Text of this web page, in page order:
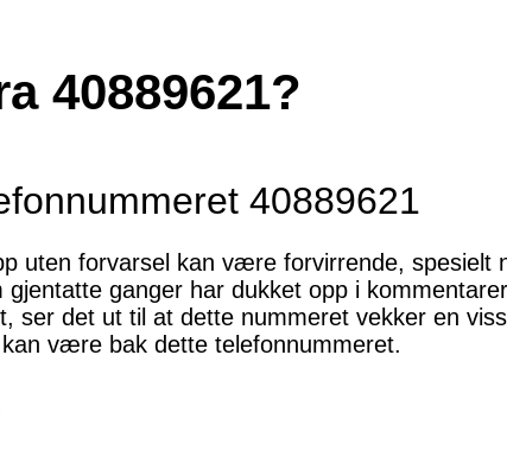
40889621?
40889621
uten forvarsel kan være forvirrende, spesielt
gjentatte ganger har dukket opp i
ser det ut til at dette nummeret vekker en
være bak dette telefonnummeret.